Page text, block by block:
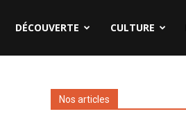
DÉCOUVERTE CULTURE
Nos articles